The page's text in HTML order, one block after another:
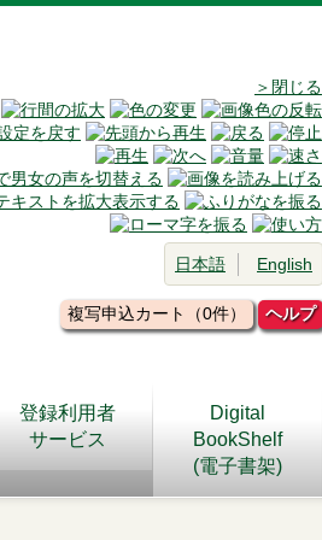
＞閉じる
日本語 English
複写申込カート（0件） ヘルプ
登録利用者
サービス
Digital
BookShelf
(電子書架)